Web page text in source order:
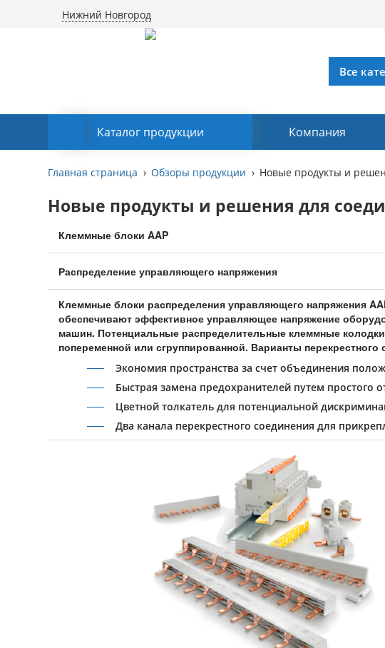
Нижний Новгород
Каталог продукции Компания
Главная страница Обзоры продукции Новые продукты и
Новые продукты и решения для
Клеммные блоки AAP
Распределение управляющего напряжения
Клеммные блоки распределения управляющего напряжения
обеспечивают эффективное управляющее напряжение
машин. Потенциальные распределительные клеммные
попеременной или сгруппированной. Варианты
Экономия пространства за счет объединения
Быстрая замена предохранителей путем простого
Цветной толкатель для потенциальной
Два канала перекрестного соединения для